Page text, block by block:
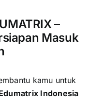
–
Masuk
kamu untuk
Indonesia